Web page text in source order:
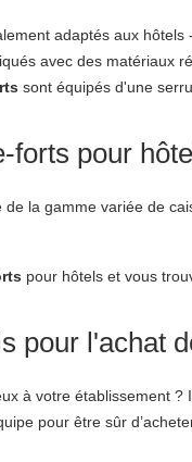
adaptés aux
avec des matériaux
sont équipés d'une
forts pour
la gamme variée de
pour hôtels et vous
pour l'achat
à votre établissement ?
pour être sûr